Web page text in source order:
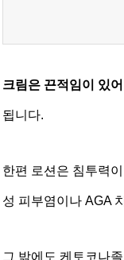
크림은 끈적임이 있
됩니다.
한편 로션은 침투력
성 피부염이나 AGA
그 밖에도 케토코나